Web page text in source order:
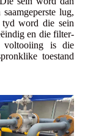
lug,
word die sein
en die filter-
is die
toestand